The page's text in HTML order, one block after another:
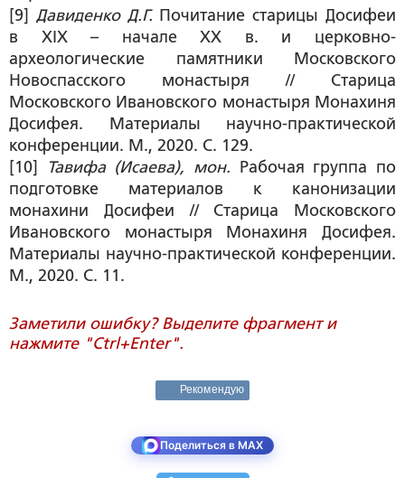
[9] Давиденко Д.Г.Почитание старицы Досифеи
в XIX – начале XX в. и церковно-
археологические памятники Московского
Новоспасского монастыря // Старица
Московского Ивановского монастыря Монахиня
Досифея. Материалы научно-практической
конференции. М., 2020. С. 129.
[10]
Тавифа (Исаева), мон. Рабочая группа по
подготовке материалов к канонизации
монахини Досифеи // Старица Московского
Ивановского монастыря Монахиня Досифея.
Материалы научно-практической конференции.
М., 2020. С. 11.
Заметили ошибку? Выделите фрагмент и
нажмите "Ctrl+Enter".
Рекомендую
Поделиться в MAX